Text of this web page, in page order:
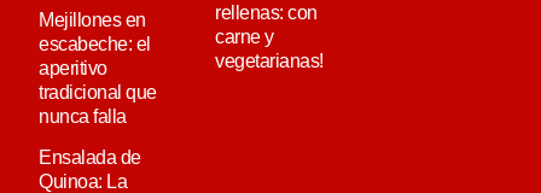
Mejillones en
escabeche: el
aperitivo
tradicional que
nunca falla
Ensalada de
Quinoa: La
rellenas: con
carne y
vegetarianas!